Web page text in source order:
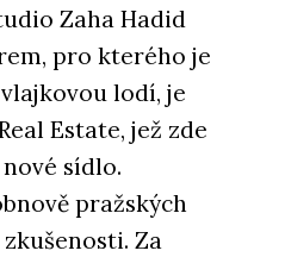
Zaha Hadid
pro kterého je
lodí, je
Estate, jež zde
sídlo.
pražských
Za